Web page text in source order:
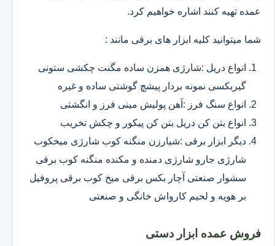
عمده تهیه کنند اشاره خواهیم کرد.
شما میتوانید کلیه ابزار های برقی مانند :
انواع دریل :شارژی همزن ساده مگنت چکشی ستونی
گیربکسی نمونه بردار پیشچ گوشتی ساده و غیره
انواع سنگ فرز :آهن پولیش مینی فرز و انگشتی
انواع بتن کن دریل بتن کن پیکور و چکش تخریب
دیگر ابزار برقی :شیارزن منگنه کوب شارژی میخکوب
شارژی جارو شارژی دمنده و مکنده منگنه کوب برقی
سشوار صنعتی آچار بکس برقی میخ کوب برقی پروفیل
بر هویه و لحیم کارواش خانگی و صنعتی
فروش عمده ابزار دستی